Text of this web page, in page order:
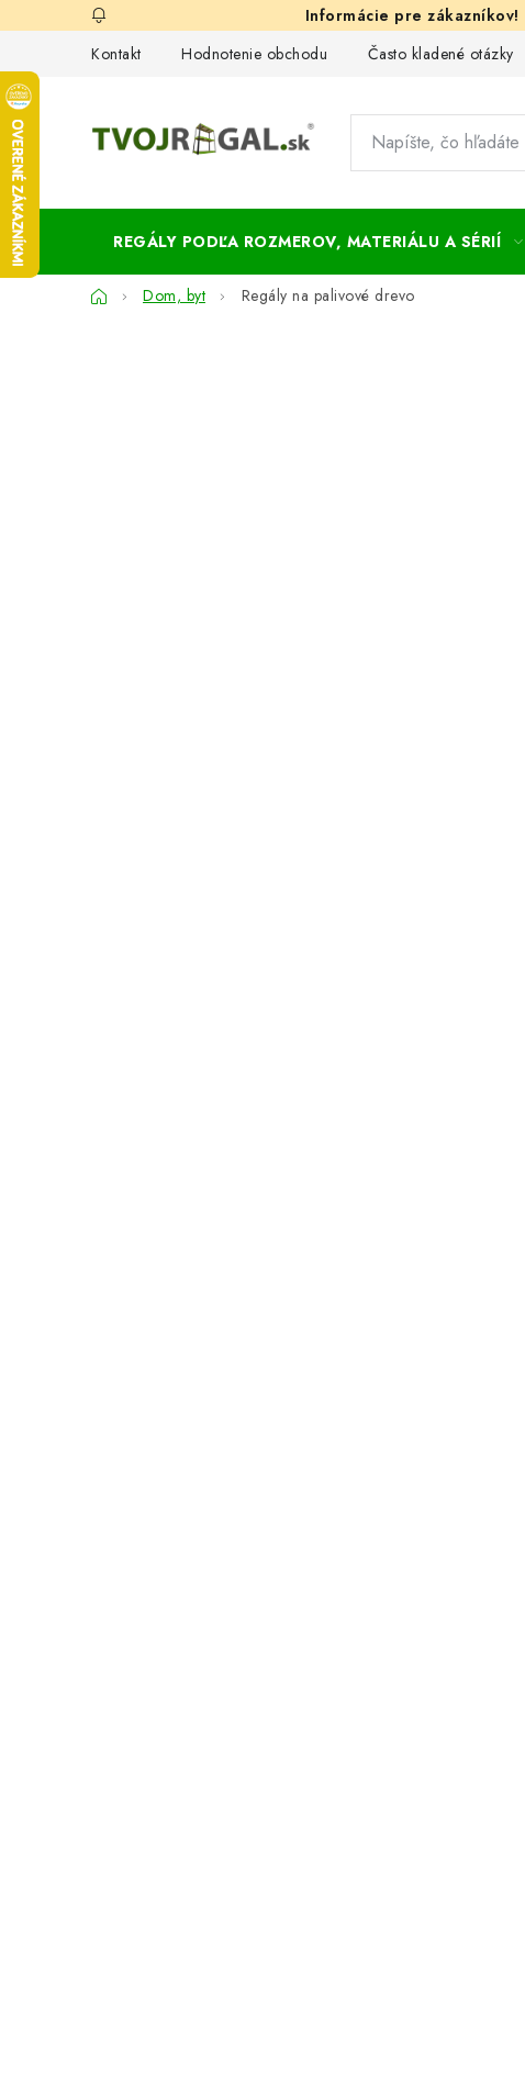
na
Kontakt
Hodnotenie obchodu Často kladené otázky
REGÁLY PODĽA ROZMEROV, MATERIÁLU A SÉRIÍ
DomovDom, byt Regály na palivové drevo